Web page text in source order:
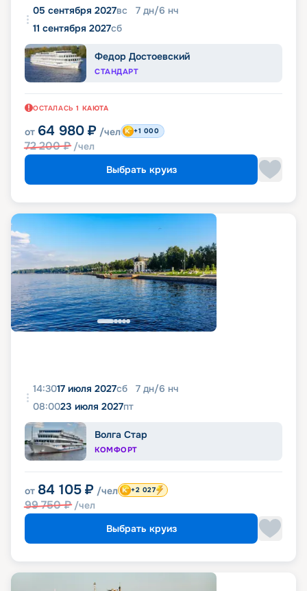
05 сентября 2027вс 7 дн/6 нч
11 сентября 2027сб
Федор Достоевский
СТАНДАРТ
ОСТАЛАСЬ 1 КАЮТА
от 64 980 ₽ /чел
72 200₽ /чел
+1 000
Выбрать круиз
14:3017 июля 2027сб 7 дн/6 нч
08:0023 июля 2027пт
Волга Стар
КОМФОРТ
от 84 105 ₽ /чел
99 750₽ /чел
+2 027
Выбрать круиз